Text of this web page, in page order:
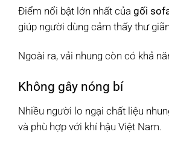
Điểm nổi bật lớn nhất của gối
giúp người dùng cảm thấy thư
Ngoài ra, vải nhung còn có khả
Không gây nóng bí
Nhiều người lo ngại chất liệu
và phù hợp với khí hậu Việt Nam.